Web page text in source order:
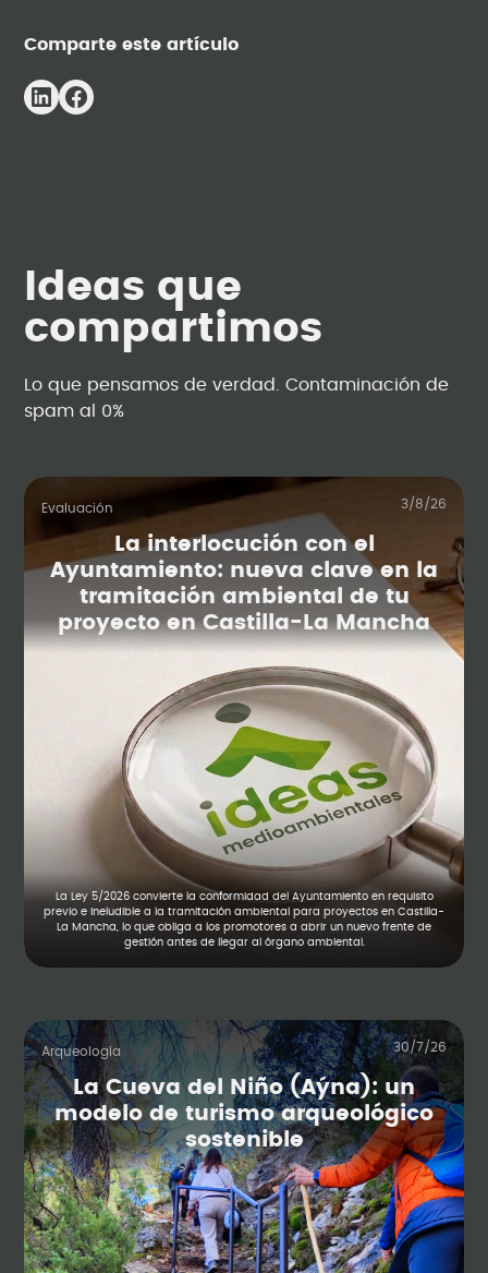
Comparte este artículo
Ideas que
compartimos
Lo que pensamos de verdad. Contaminación de
spam al 0%
Evaluación 3/8/26
La interlocución con el
Ayuntamiento: nueva clave en la
tramitación ambiental de tu
proyecto en Castilla-La Mancha
La Ley 5/2026 convierte la conformidad del Ayuntamiento en requisito
previo e ineludible a la tramitación ambiental para proyectos en Castilla-
La Mancha, lo que obliga a los promotores a abrir un nuevo frente de
gestión antes de llegar al órgano ambiental.
Arqueología 30/7/26
La Cueva del Niño (Aýna): un
modelo de turismo arqueológico
sostenible